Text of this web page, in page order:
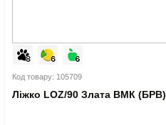
Код товару: 105709
Ліжко LOZ/90 Злата ВМК (БРВ)